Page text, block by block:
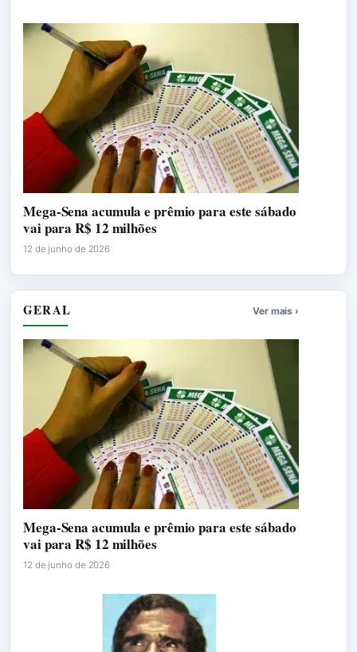
Mega-Sena acumula e prêmio para este sábado
vai para R$ 12 milhões
12 de junho de 2026
GERAL Ver mais ›
Mega-Sena acumula e prêmio para este sábado
vai para R$ 12 milhões
12 de junho de 2026